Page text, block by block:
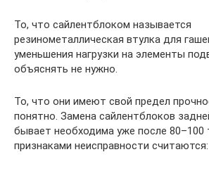
То, что сайлентблоком называется
резинометаллическая втулка для
уменьшения нагрузки на элементы
объяснять не нужно.
То, что они имеют свой предел
понятно. Замена сайлентблоков
бывает необходима уже после 80–100
признаками неисправности считаются: